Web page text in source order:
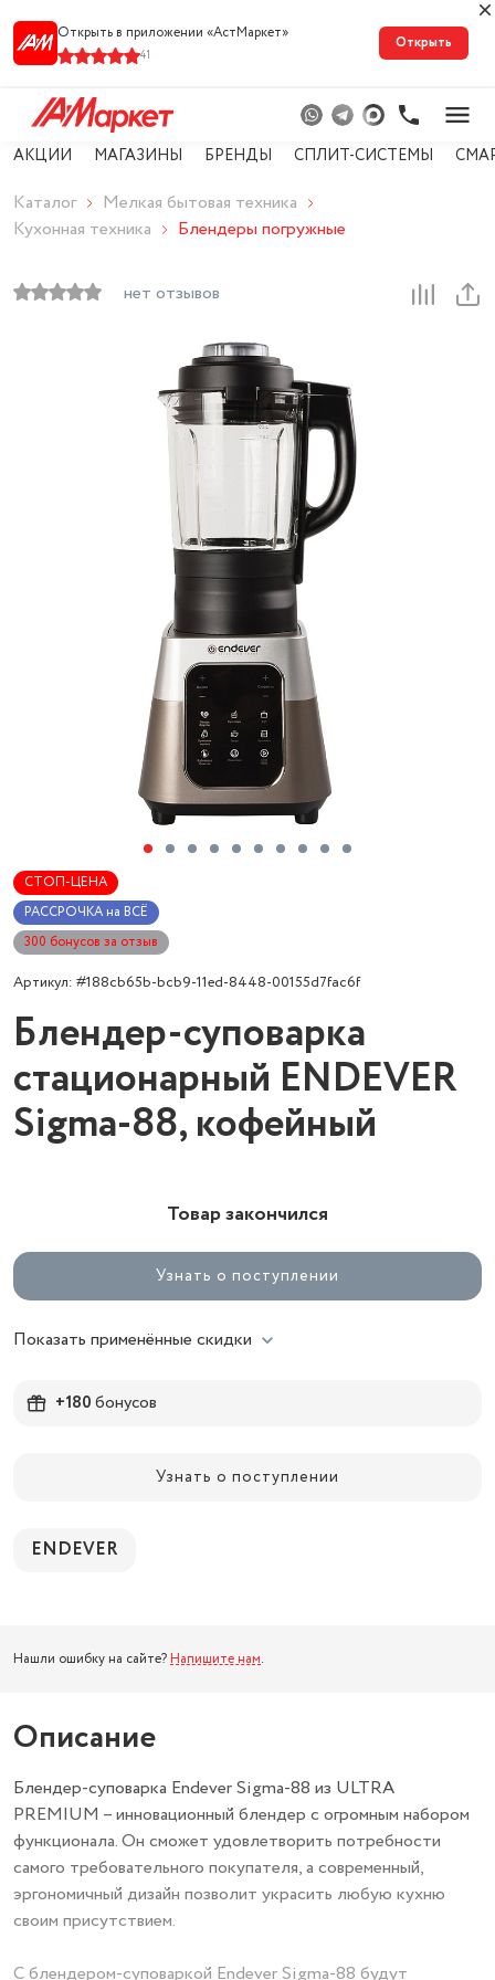
Открыть в приложении «АстМарке‪т‬»
41
Открыть
АКЦИИ МАГАЗИНЫ БРЕНДЫ СПЛИТ-СИСТЕМЫ
Каталог
Мелкая бытовая техника
Кухонная техника
Блендеры погружные
нет отзывов
СТОП-ЦЕНА
РАССРОЧКА на ВСЁ
300 бонусов за отзыв
Артикул: #188cb65b-bcb9-11ed-8448-00155d7fac6f
Блендер-суповарка
стационарный ENDEVER
Sigma-88, кофейный
Товар закончился
Узнать о поступлении
Показать применённые скидки
+180бонусов
Узнать о поступлении
ENDEVER
Нашли ошибку на сайте? Напишите нам.
Описание
Блендер-суповарка Endever Sigma-88 из ULTRA
PREMIUM – инновационный блендер с огромным набором
функционала. Он сможет удовлетворить потребности
самого требовательного покупателя, а современный,
эргономичный дизайн позволит украсить любую кухню
своим присутствием.
С блендером-суповаркой Endever Sigma-88 будут